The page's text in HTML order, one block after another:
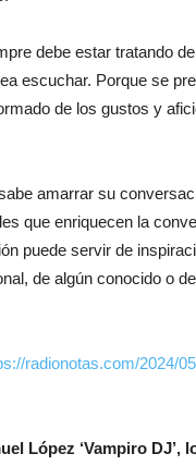
debe estar tratando
escuchar. Porque se
de los gustos y
amarrar su
que enriquecen la
puede servir de
de algún conocido o
radionotas.com/2024/
López ‘Vampiro DJ’,